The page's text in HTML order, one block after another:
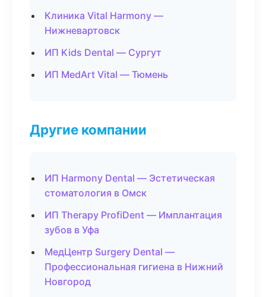
Клиника Vital Harmony —
Нижневартовск
ИП Kids Dental — Сургут
ИП MedArt Vital — Тюмень
Другие компании
ИП Harmony Dental — Эстетическая
стоматология в Омск
ИП Therapy ProfiDent — Имплантация
зубов в Уфа
МедЦентр Surgery Dental —
Профессиональная гигиена в Нижний
Новгород